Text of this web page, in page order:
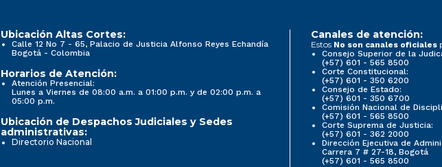
Ubicación Altas Cortes:
Calle 12 No 7 - 65, Palacio de Justicia Alfonso Reyes Echandía
Bogotá - Colombia
Horarios de Atención:
Atención Presencial:
Lunes a Viernes de 08:00 a.m. a 01:00 p.m. y de 02:00 p.m. a
05:00 p.m.
Ubicación de Despachos Judiciales y Sedes
administrativas:
Directorio Nacional
Canales de atención:
Estos No son canales oficiales
Consejo Superior de la
(+57) 601 - 565 8500
Corte Constitucional:
(+57) 601 - 350 6200
Consejo de Estado:
(+57) 601 - 350 6700
Comisión Nacional de
(+57) 601 - 565 8500
Corte Suprema de Justicia:
(+57) 601 - 362 2000
Dirección Ejecutiva de
Carrera 7 # 27-18, Bogotá
(+57) 601 - 565 8500